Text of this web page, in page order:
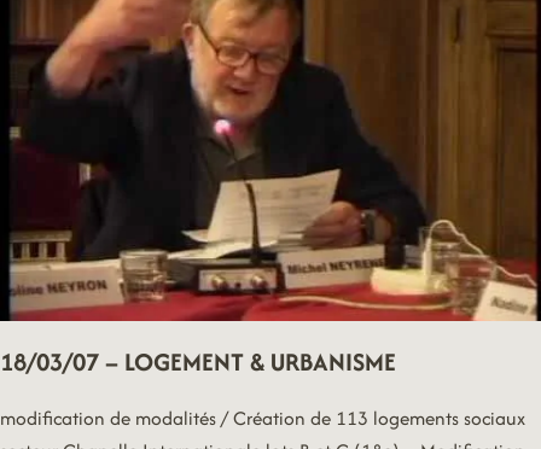
18/03/07 – LOGEMENT & URBANISME
modification de modalités / Création de 113 logements sociaux